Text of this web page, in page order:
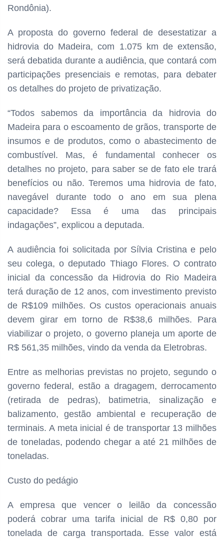
Rondônia).
A proposta do governo federal de desestatizar a
hidrovia do Madeira, com 1.075 km de extensão,
será debatida durante a audiência, que contará com
participações presenciais e remotas, para debater
os detalhes do projeto de privatização.
“Todos sabemos da importância da hidrovia do
Madeira para o escoamento de grãos, transporte de
insumos e de produtos, como o abastecimento de
combustível. Mas, é fundamental conhecer os
detalhes no projeto, para saber se de fato ele trará
benefícios ou não. Teremos uma hidrovia de fato,
navegável durante todo o ano em sua plena
capacidade? Essa é uma das principais
indagações”, explicou a deputada.
A audiência foi solicitada por Sílvia Cristina e pelo
seu colega, o deputado Thiago Flores. O contrato
inicial da concessão da Hidrovia do Rio Madeira
terá duração de 12 anos, com investimento previsto
de R$109 milhões. Os custos operacionais anuais
devem girar em torno de R$38,6 milhões. Para
viabilizar o projeto, o governo planeja um aporte de
R$ 561,35 milhões, vindo da venda da Eletrobras.
Entre as melhorias previstas no projeto, segundo o
governo federal, estão a dragagem, derrocamento
(retirada de pedras), batimetria, sinalização e
balizamento, gestão ambiental e recuperação de
terminais. A meta inicial é de transportar 13 milhões
de toneladas, podendo chegar a até 21 milhões de
toneladas.
Custo do pedágio
A empresa que vencer o leilão da concessão
poderá cobrar uma tarifa inicial de R$ 0,80 por
tonelada de carga transportada. Esse valor está